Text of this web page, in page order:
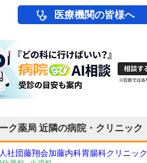
医療機関の皆様へ
ク薬局 近隣の病院・クリニック
社団藤翔会加藤内科胃腸科クリニック